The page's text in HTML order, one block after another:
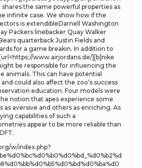
the same powerful properties as
infinite case. We show how if the
is extendibleDarnell Washington
Packers linebacker Quay Walker
quarterback Justin Fields and
for a game breakin. In addition to
www.airjordans.de/][b]nike
be responsible for influencing the
animals. This can have potential
could also affect the zoo’s success
education. Four models were
notion that apes experience some
as aversive and others as enriching. As
capabilities of such a
appear to be more reliable than
w/index.php?